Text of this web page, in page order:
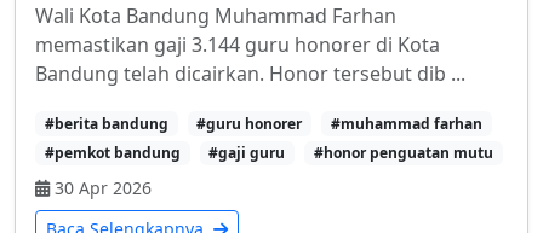
Wali Kota Bandung Muhammad Farhan
memastikan gaji 3.144 guru honorer di Kota
Bandung telah dicairkan. Honor tersebut dib ...
#berita bandung #guru honorer
#muhammad farhan
#pemkot bandung
#gaji guru #honor penguatan mutu
30 Apr 2026